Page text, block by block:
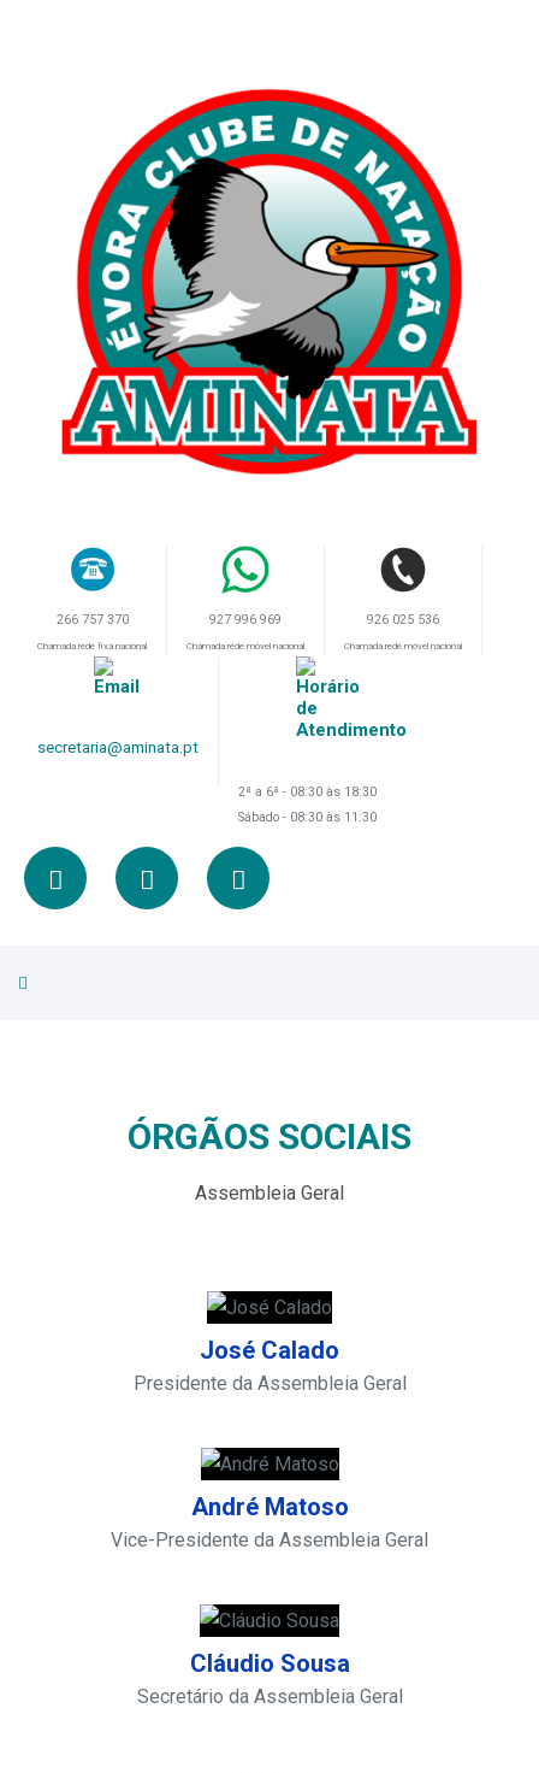
266 757 370
Chamada rede fixa nacional
927 996 969
Chamada rede móvel nacional
926 025 536
Chamada rede móvel nacional
secretaria@aminata.pt
2ª a 6ª - 08:30 às 18:30
Sábado - 08:30 às 11:30
ÓRGÃOS SOCIAIS
Assembleia Geral
José Calado
Presidente da Assembleia Geral
André Matoso
Vice-Presidente da Assembleia Geral
Cláudio Sousa
Secretário da Assembleia Geral